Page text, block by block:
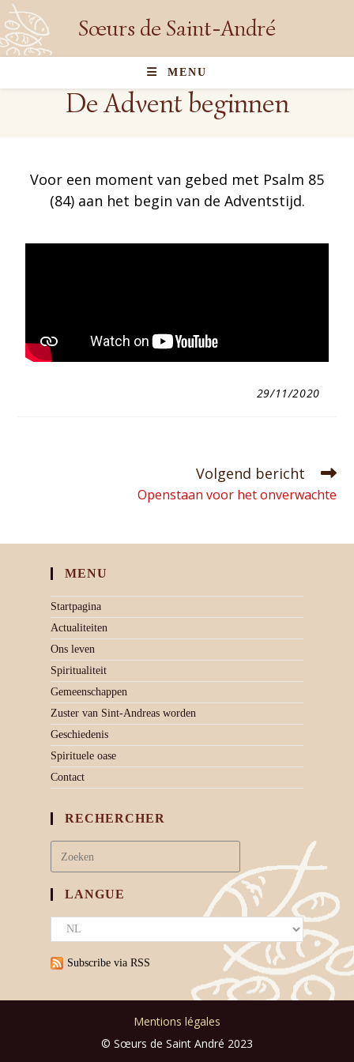
Sœurs de Saint-André
MENU
De Advent beginnen
Voor een moment van gebed met Psalm 85
(84) aan het begin van de Adventstijd.
29/11/2020
Volgend bericht
Openstaan voor het onverwachte
MENU
Startpagina
Actualiteiten
Ons leven
Spiritualiteit
Gemeenschappen
Zuster van Sint-Andreas worden
Geschiedenis
Spirituele oase
Contact
RECHERCHER
LANGUE
Subscribe via RSS
Mentions légales
© Sœurs de Saint André 2023